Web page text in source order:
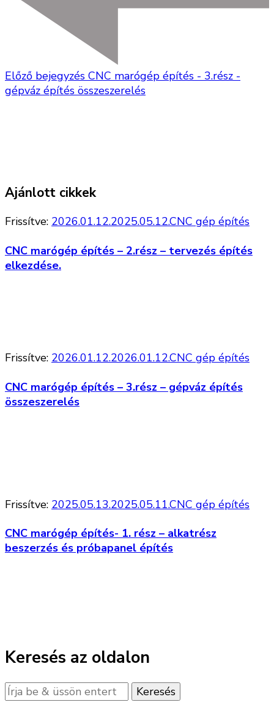
Előző bejegyzés CNC marógép építés - 3.rész -
gépváz építés összeszerelés
Ajánlott cikkek
Frissítve: 2026.01.12.2025.05.12.CNC gép építés
CNC marógép építés – 2.rész – tervezés építés
elkezdése.
Frissítve: 2026.01.12.2026.01.12.CNC gép építés
CNC marógép építés – 3.rész – gépváz építés
összeszerelés
Frissítve: 2025.05.13.2025.05.11.CNC gép építés
CNC marógép építés- 1. rész – alkatrész
beszerzés és próbapanel építés
Keresés az oldalon
Keres